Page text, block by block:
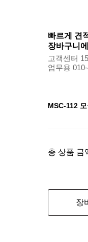
빠르게 견
장바구니
고객센터
업무용
MSC-112
총 상품 금
장